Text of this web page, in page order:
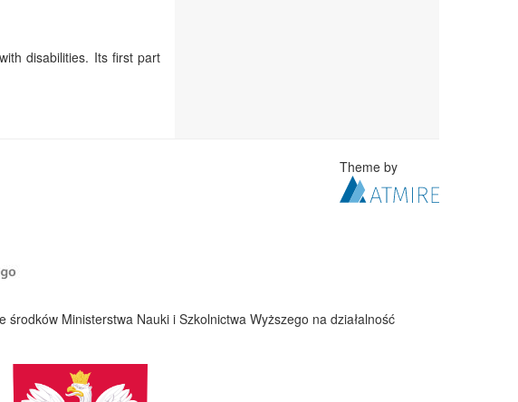
disabilities. Its first part
Theme by
Ministerstwa Nauki i Szkolnictwa Wyższego na działalność